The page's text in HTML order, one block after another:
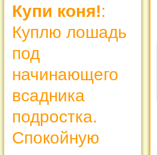
Купи коня!:
Куплю лошадь
под
начинающего
всадника
подростка.
Спокойную